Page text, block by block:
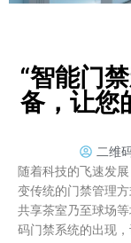
“智能门
备，让您
二维
随着科技的飞速发
变传统的门禁管理
共享茶室乃至球场
码门禁系统的出现